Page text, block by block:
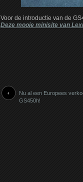
Voor de introductie van de
Deze mooie minisite van
Nu al een Europees
GS450h!